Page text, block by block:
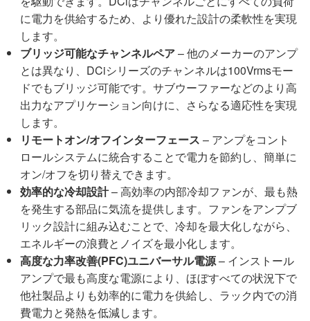
に電力を供給するため、より優れた設計の柔軟性を実現
します。
ブリッジ可能なチャンネルペア– 他のメーカーのアンプ
とは異なり、DCiシリーズのチャンネルは100Vrmsモー
ドでもブリッジ可能です。サブウーファーなどのより高
出力なアプリケーション向けに、さらなる適応性を実現
します。
リモートオン/オフインターフェース – アンプをコント
ロールシステムに統合することで電力を節約し、簡単に
オン/オフを切り替えできます。
効率的な冷却設計– 高効率の内部冷却ファンが、最も熱
を発生する部品に気流を提供します。ファンをアンプブ
リック設計に組み込むことで、冷却を最大化しながら、
エネルギーの浪費とノイズを最小化します。
高度な力率改善(PFC)ユニバーサル電源– インストール
アンプで最も高度な電源により、ほぼすべての状況下で
他社製品よりも効率的に電力を供給し、ラック内での消
費電力と発熱を低減します。